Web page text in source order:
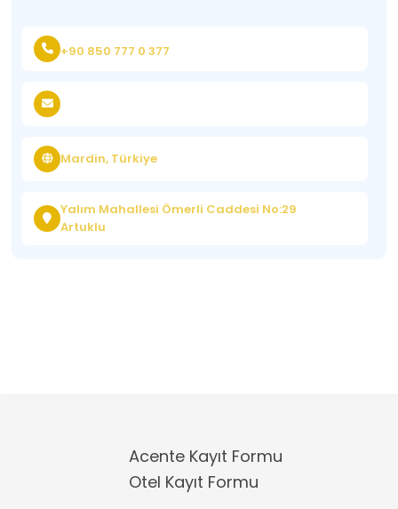
+90 850 777 0 377
Mardin, Türkiye
Yalım Mahallesi Ömerli Caddesi No:29
Artuklu
Acente Kayıt Formu
Otel Kayıt Formu